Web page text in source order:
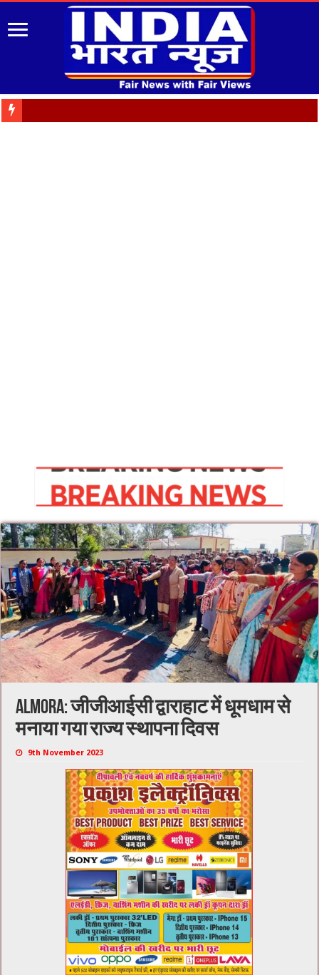
Almora: जीजीआईसी द्वाराहाट में धूमधाम से
मनाया गया राज्य स्थापना दिवस
9th November 2023